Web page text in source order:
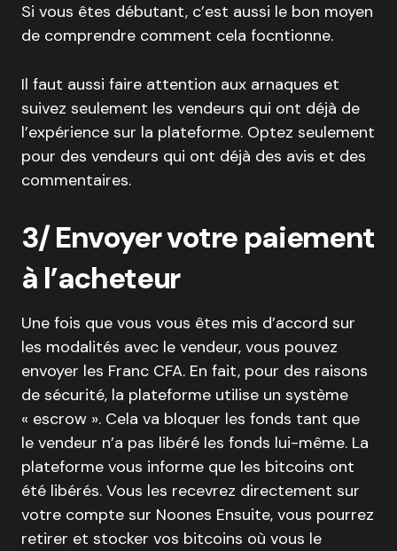
Si vous êtes débutant, c’est aussi le bon moyen
de comprendre comment cela focntionne.
Il faut aussi faire attention aux arnaques et
suivez seulement les vendeurs qui ont déjà de
l’expérience sur la plateforme. Optez seulement
pour des vendeurs qui ont déjà des avis et des
commentaires.
3/ Envoyer votre paiement
à l’acheteur
Une fois que vous vous êtes mis d’accord sur
les modalités avec le vendeur, vous pouvez
envoyer les Franc CFA. En fait, pour des raisons
de sécurité, la plateforme utilise un système
« escrow ». Cela va bloquer les fonds tant que
le vendeur n’a pas libéré les fonds lui-même. La
plateforme vous informe que les bitcoins ont
été libérés. Vous les recevrez directement sur
votre compte sur Noones Ensuite, vous pourrez
retirer et stocker vos bitcoins où vous le